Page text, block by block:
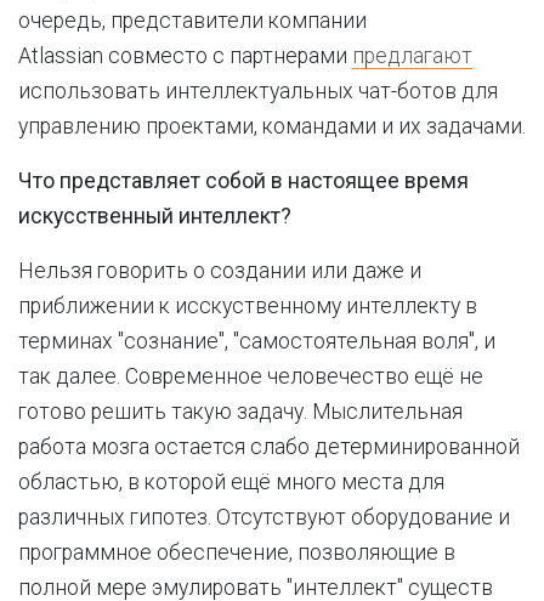
очередь, представители компании
Atlassian совместо с партнерами предлагают
использовать интеллектуальных чат-ботов для
управлению проектами, командами и их задачами.
Что представляет собой в настоящее время
искусственный интеллект?
Нельзя говорить о создании или даже и
приближении к исскуственному интеллекту в
терминах "сознание", "самостоятельная воля", и
так далее. Современное человечество ещё не
готово решить такую задачу. Мыслительная
работа мозга остается слабо детерминированной
областью, в которой ещё много места для
различных гипотез. Отсутствуют оборудование и
программное обеспечение, позволяющие в
полной мере эмулировать "интеллект" существ